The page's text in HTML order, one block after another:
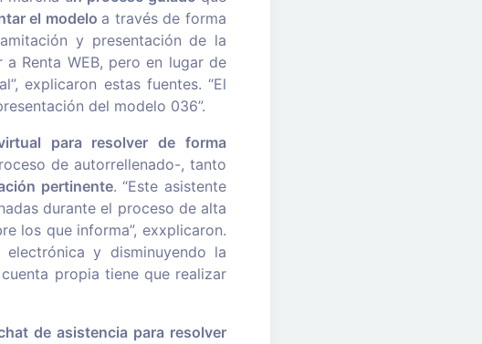
el modelo a través de forma
y presentación de la
a Renta WEB, pero en lugar de
explicaron estas fuentes. “El
del modelo 036”.
para resolver de forma
de autorrellenado-, tanto
pertinente. “Este asistente
durante el proceso de alta
los que informa”, exxplicaron.
y disminuyendo la
propia tiene que realizar
de asistencia para resolver